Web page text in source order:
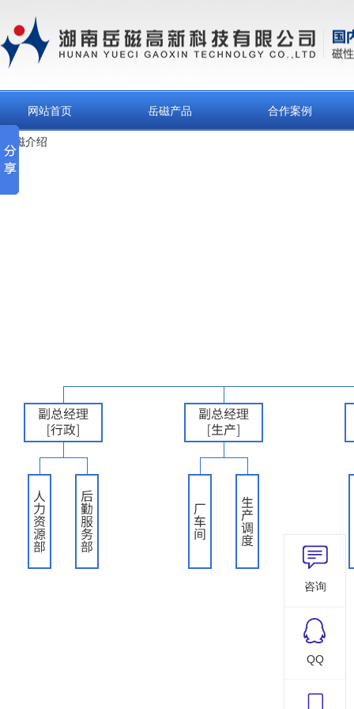
网站首页 岳磁产品 合作案例
岳磁介绍
咨询
QQ